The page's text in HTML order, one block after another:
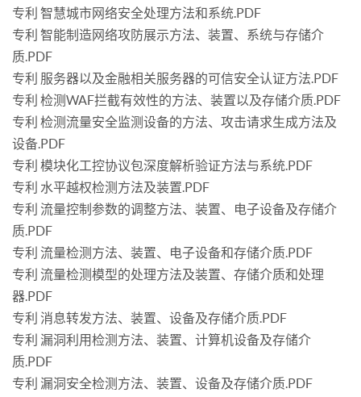
专利 智慧城市网络安全处理方法和系统.PDF
专利 智能制造网络攻防展示方法、装置、系统与存储介
质.PDF
专利 服务器以及金融相关服务器的可信安全认证方法.PDF
专利 检测WAF拦截有效性的方法、装置以及存储介质.PDF
专利 检测流量安全监测设备的方法、攻击请求生成方法及
设备.PDF
专利 模块化工控协议包深度解析验证方法与系统.PDF
专利 水平越权检测方法及装置.PDF
专利 流量控制参数的调整方法、装置、电子设备及存储介
质.PDF
专利 流量检测方法、装置、电子设备和存储介质.PDF
专利 流量检测模型的处理方法及装置、存储介质和处理
器.PDF
专利 消息转发方法、装置、设备及存储介质.PDF
专利 漏洞利用检测方法、装置、计算机设备及存储介
质.PDF
专利 漏洞安全检测方法、装置、设备及存储介质.PDF